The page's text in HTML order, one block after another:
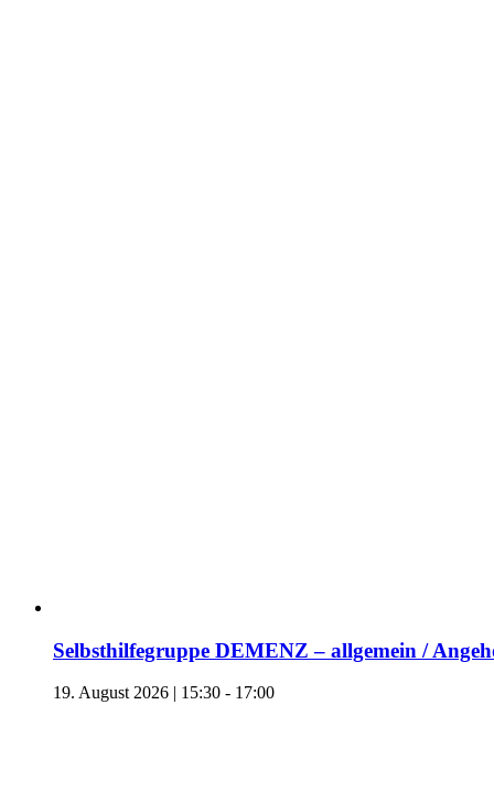
Selbsthilfegruppe DEMENZ – allgemein /
19. August 2026 | 15:30 - 17:00